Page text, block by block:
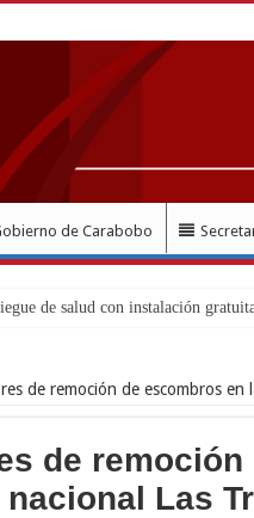
de Carabobo
de remoción de escombros en
de
Las